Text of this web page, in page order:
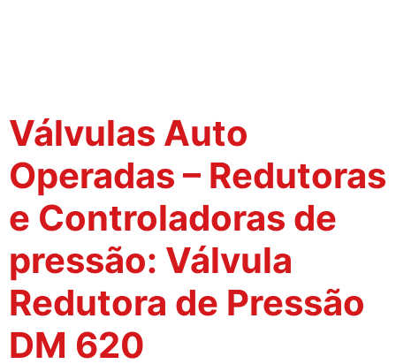
Válvulas Auto
Operadas – Redutoras
e Controladoras de
pressão: Válvula
Redutora de Pressão
DM 620